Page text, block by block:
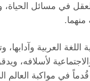
في مسائل الحياة،
منهما.
اللغة العربية
لأسلافه،
في مواكبة